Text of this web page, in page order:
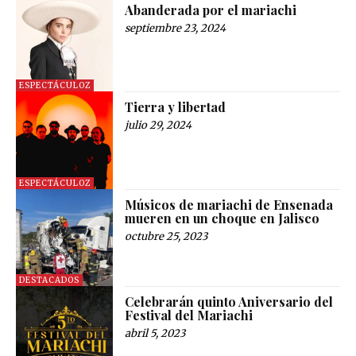
ESPECTÁCULOZ
Abanderada por el mariachi
septiembre 23, 2024
ESPECTÁCULOZ
Tierra y libertad
julio 29, 2024
DESTACADOS
Músicos de mariachi de Ensenada
mueren en un choque en Jalisco
octubre 25, 2023
Celebrarán quinto Aniversario del
Festival del Mariachi
abril 5, 2023